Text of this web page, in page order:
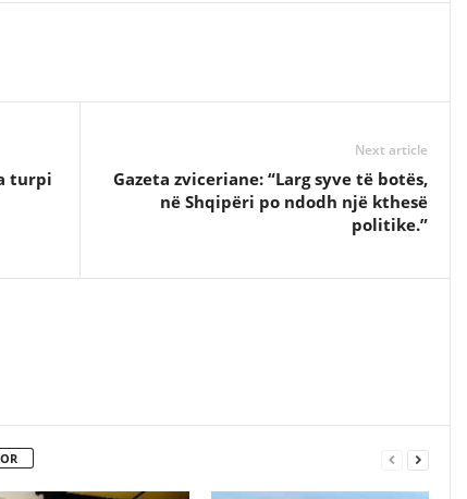
turpi
Next article
Gazeta zviceriane: “Larg syve të botës,
në Shqipëri po ndodh një kthesë
politike.”